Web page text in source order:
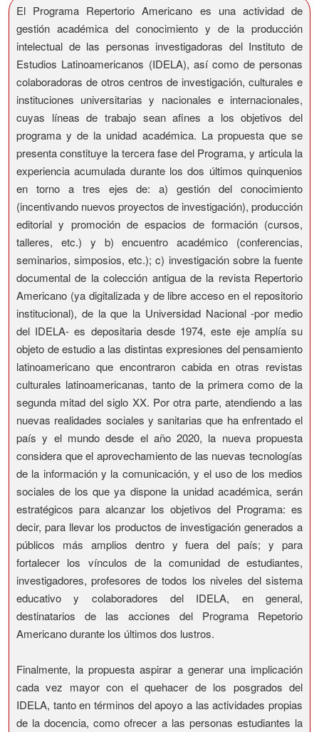
El Programa Repertorio Americano es una actividad de
gestión académica del conocimiento y de la producción
intelectual de las personas investigadoras del Instituto de
Estudios Latinoamericanos (IDELA), así como de personas
colaboradoras de otros centros de investigación, culturales e
instituciones universitarias y nacionales e internacionales,
cuyas líneas de trabajo sean afines a los objetivos del
programa y de la unidad académica. La propuesta que se
presenta constituye la tercera fase del Programa, y articula la
experiencia acumulada durante los dos últimos quinquenios
en torno a tres ejes de: a) gestión del conocimiento
(incentivando nuevos proyectos de investigación), producción
editorial y promoción de espacios de formación (cursos,
talleres, etc.) y b) encuentro académico (conferencias,
seminarios, simposios, etc.); c) investigación sobre la fuente
documental de la colección antigua de la revista Repertorio
Americano (ya digitalizada y de libre acceso en el repositorio
institucional), de la que la Universidad Nacional -por medio
del IDELA- es depositaria desde 1974, este eje amplía su
objeto de estudio a las distintas expresiones del pensamiento
latinoamericano que encontraron cabida en otras revistas
culturales latinoamericanas, tanto de la primera como de la
segunda mitad del siglo XX. Por otra parte, atendiendo a las
nuevas realidades sociales y sanitarias que ha enfrentado el
país y el mundo desde el año 2020, la nueva propuesta
considera que el aprovechamiento de las nuevas tecnologías
de la información y la comunicación, y el uso de los medios
sociales de los que ya dispone la unidad académica, serán
estratégicos para alcanzar los objetivos del Programa: es
decir, para llevar los productos de investigación generados a
públicos más amplios dentro y fuera del país; y para
fortalecer los vínculos de la comunidad de estudiantes,
investigadores, profesores de todos los niveles del sistema
educativo y colaboradores del IDELA, en general,
destinatarios de las acciones del Programa Repetorio
Americano durante los últimos dos lustros.
Finalmente, la propuesta aspirar a generar una implicación
cada vez mayor con el quehacer de los posgrados del
IDELA, tanto en términos del apoyo a las actividades propias
de la docencia, como ofrecer a las personas estudiantes la